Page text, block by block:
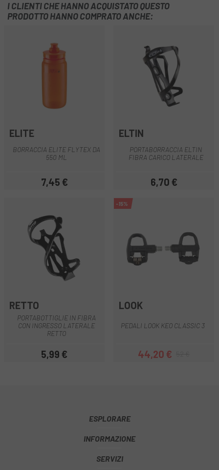
I CLIENTI CHE HANNO ACQUISTATO QUESTO
PRODOTTO HANNO COMPRATO ANCHE:
ELITE
BORRACCIA ELITE FLYTEX DA
550 ML
Prezzo
7,45 €
ELTIN
PORTABORRACCIA ELTIN
FIBRA CARICO LATERALE
Prezzo
6,70 €
RETTO
PORTABOTTIGLIE IN FIBRA
CON INGRESSO LATERALE
RETTO
Prezzo
5,99 €
-15%
LOOK
PEDALI LOOK KEO CLASSIC 3
Prezzo
44,20 €Prezzo base
ESPLORARE
INFORMAZIONE
SERVIZI